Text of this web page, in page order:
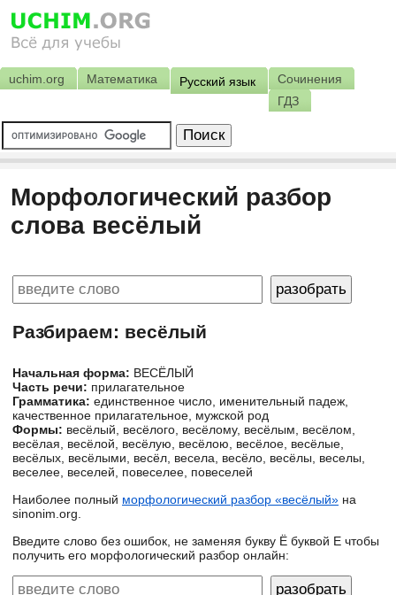
uchim.org Математика Русский язык
Сочинения
ГДЗ
Морфологический разбор
слова весёлый
Разбираем: весёлый
Начальная форма: ВЕСЁЛЫЙ
Часть речи: прилагательное
Грамматика: единственное число, именительный падеж,
качественное прилагательное, мужской род
Формы: весёлый, весёлого, весёлому, весёлым, весёлом,
весёлая, весёлой, весёлую, весёлою, весёлое, весёлые,
весёлых, весёлыми, весёл, весела, весёло, весёлы, веселы,
веселее, веселей, повеселее, повеселей
Наиболее полный морфологический разбор «весёлый» на
sinonim.org.
Введите слово без ошибок, не заменяя букву Ё буквой Е чтобы
получить его морфологический разбор онлайн: